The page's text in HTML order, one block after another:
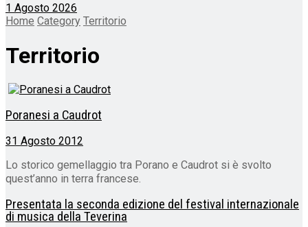
1 Agosto 2026
Home Category Territorio
Territorio
Poranesi a Caudrot
31 Agosto 2012
Lo storico gemellaggio tra Porano e Caudrot si è svolto
quest’anno in terra francese.
Presentata la seconda edizione del festival internazionale
di musica della Teverina